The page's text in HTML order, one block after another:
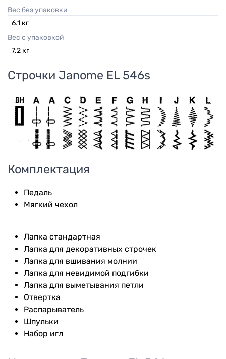
Вес без упаковки
6.1 кг
Вес с упаковкой
7.2 кг
Строчки Janome EL 546s
Комплектация
Педаль
Мягкий чехол
Лапка стандартная
Лапка для декоративных строчек
Лапка для вшивания молнии
Лапка для невидимой подгибки
Лапка для выметывания петли
Отвертка
Распарыватель
Шпульки
Набор игл